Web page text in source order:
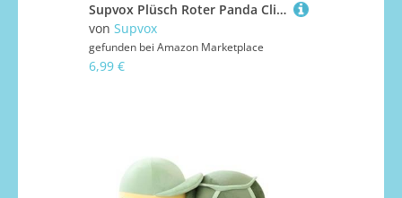
Supvox Plüsch Roter Panda Clip Kuscheltier Roter Panda Memo Klammer Weicher Plüsch Tierclip Für Vorhänge Und Notizen Niedliches Dekorationszubehör
von Supvox
gefunden bei Amazon Marketplace
6,99 €